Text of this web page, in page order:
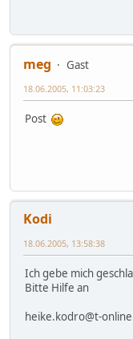
meg
Gast
18.06.2005, 11:03:23
Post
Kodi
18.06.2005, 13:58:38
Ich gebe mich
Bitte Hilfe an
heike.kodro@t-